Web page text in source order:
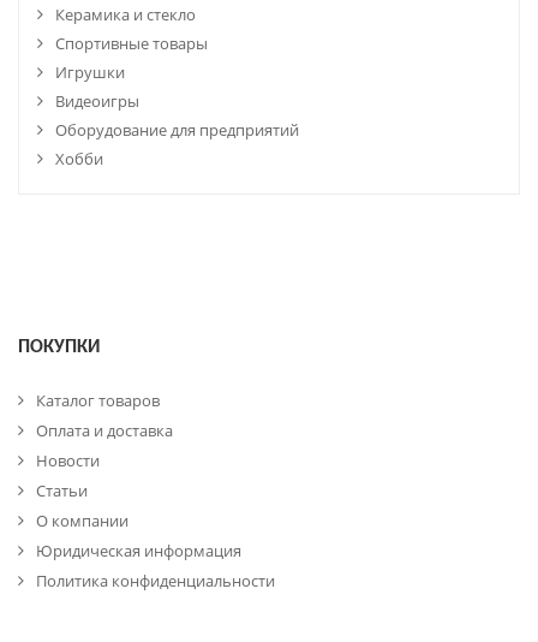
Керамика и стекло
Спортивные товары
Игрушки
Видеоигры
Оборудование для предприятий
Хобби
ПОКУПКИ
Каталог товаров
Оплата и доставка
Новости
Статьи
О компании
Юридическая информация
Политика конфиденциальности